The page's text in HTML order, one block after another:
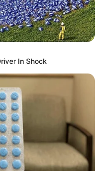
About This Knee
- Watch
In Shock